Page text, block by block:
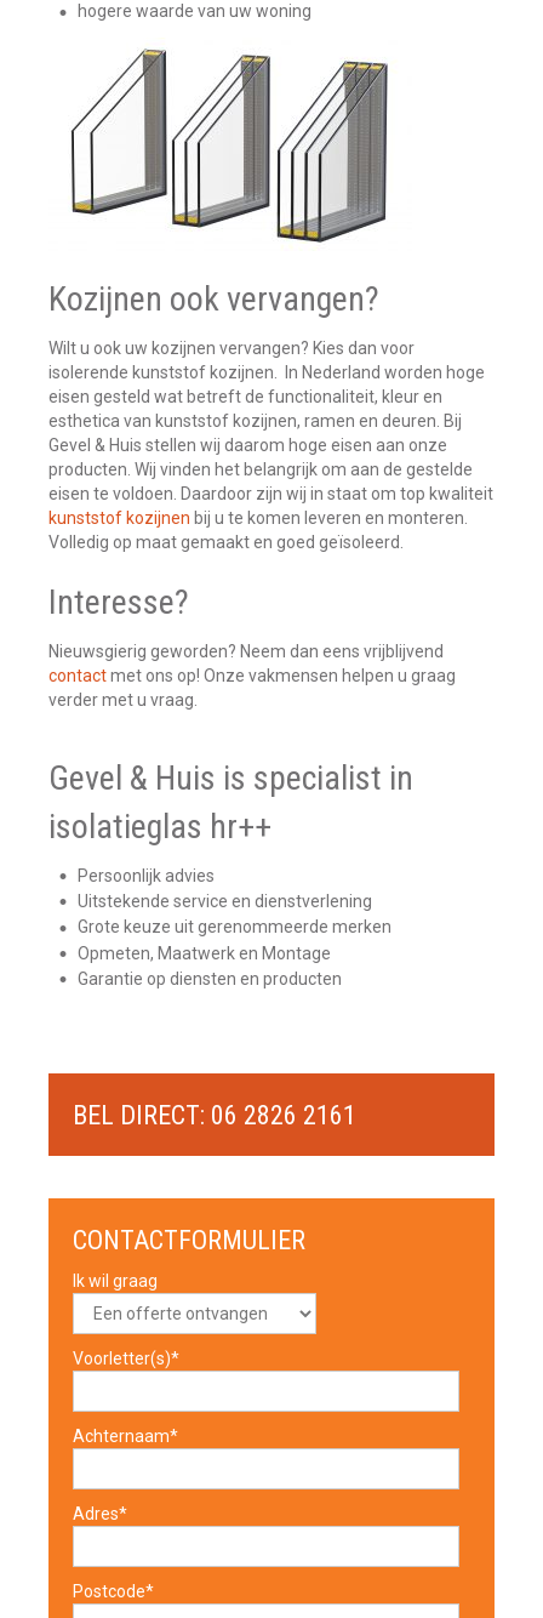
hogere waarde van uw woning
Kozijnen ook vervangen?
Wilt u ook uw kozijnen vervangen? Kies dan voor
isolerende kunststof kozijnen. In Nederland worden hoge
eisen gesteld wat betreft de functionaliteit, kleur en
esthetica van kunststof kozijnen, ramen en deuren. Bij
Gevel & Huis stellen wij daarom hoge eisen aan onze
producten. Wij vinden het belangrijk om aan de gestelde
eisen te voldoen. Daardoor zijn wij in staat om top kwaliteit
kunststof kozijnen bij u te komen leveren en monteren.
Volledig op maat gemaakt en goed geïsoleerd.
Interesse?
Nieuwsgierig geworden? Neem dan eens vrijblijvend
contactmet ons op! Onze vakmensen helpen u graag
verder met u vraag.
Gevel & Huis is specialist in
isolatieglas hr++
Persoonlijk advies
Uitstekende service en dienstverlening
Grote keuze uit gerenommeerde merken
Opmeten, Maatwerk en Montage
Garantie op diensten en producten
BEL DIRECT: 06 2826 2161
CONTACTFORMULIER
Ik wil graag
Voorletter(s)*
Achternaam*
Adres*
Postcode*